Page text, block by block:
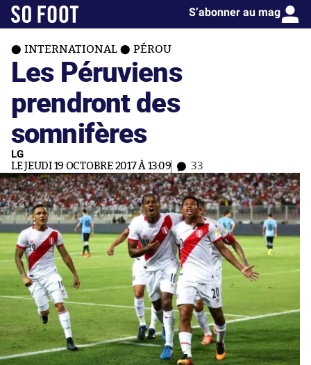
S’abonner au mag
INTERNATIONAL PÉROU
Les Péruviens
prendront des
somnifères
LG
LE JEUDI 19 OCTOBRE 2017 À 13:09 33